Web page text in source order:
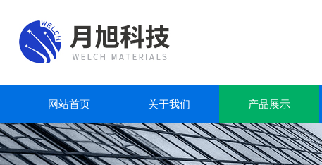
网站首页 关于我们 产品展示